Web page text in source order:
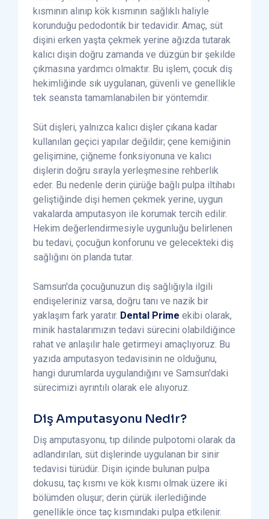
kısmının alınıp kök kısmının sağlıklı haliyle
korunduğu pedodontik bir tedavidir. Amaç, süt
dişini erken yaşta çekmek yerine ağızda tutarak
kalıcı dişin doğru zamanda ve düzgün bir şekilde
çıkmasına yardımcı olmaktır. Bu işlem, çocuk diş
hekimliğinde sık uygulanan, güvenli ve genellikle
tek seansta tamamlanabilen bir yöntemdir.
Süt dişleri, yalnızca kalıcı dişler çıkana kadar
kullanılan geçici yapılar değildir; çene kemiğinin
gelişimine, çiğneme fonksiyonuna ve kalıcı
dişlerin doğru sırayla yerleşmesine rehberlik
eder. Bu nedenle derin çürüğe bağlı pulpa iltihabı
geliştiğinde dişi hemen çekmek yerine, uygun
vakalarda amputasyon ile korumak tercih edilir.
Hekim değerlendirmesiyle uygunluğu belirlenen
bu tedavi, çocuğun konforunu ve gelecekteki diş
sağlığını ön planda tutar.
Samsun'da çocuğunuzun diş sağlığıyla ilgili
endişeleriniz varsa, doğru tanı ve nazik bir
yaklaşım fark yaratır. Dental Prime ekibi olarak,
minik hastalarımızın tedavi sürecini olabildiğince
rahat ve anlaşılır hale getirmeyi amaçlıyoruz. Bu
yazıda amputasyon tedavisinin ne olduğunu,
hangi durumlarda uygulandığını ve Samsun'daki
sürecimizi ayrıntılı olarak ele alıyoruz.
Diş Amputasyonu Nedir?
Diş amputasyonu, tıp dilinde pulpotomi olarak da
adlandırılan, süt dişlerinde uygulanan bir sinir
tedavisi türüdür. Dişin içinde bulunan pulpa
dokusu, taç kısmı ve kök kısmı olmak üzere iki
bölümden oluşur; derin çürük ilerlediğinde
genellikle önce taç kısmındaki pulpa etkilenir.